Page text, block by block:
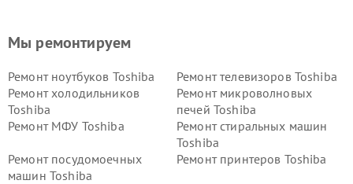
Мы ремонтируем
Ремонт ноутбуков Toshiba
Ремонт телевизоров Toshiba
Ремонт холодильников
Toshiba
Ремонт микроволновых
печей Toshiba
Ремонт МФУ Toshiba
Ремонт стиральных машин
Toshiba
Ремонт посудомоечных
машин Toshiba
Ремонт принтеров Toshiba